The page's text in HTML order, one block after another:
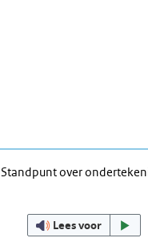
Standpunt over
Lees voor